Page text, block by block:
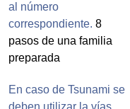
al número
correspondiente. 8
pasos de una familia
preparada
En caso de Tsunami se
deben utilizar la vías